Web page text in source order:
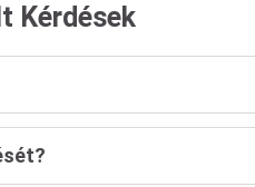
Kérdések